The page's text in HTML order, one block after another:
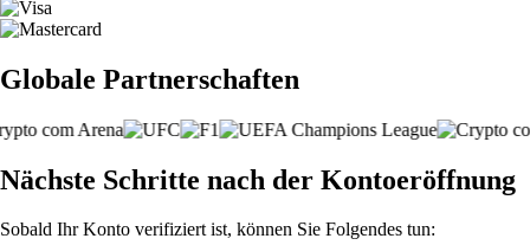
Globale Partnerschaften
Nächste Schritte nach der Kontoeröffnung
Sobald Ihr Konto verifiziert ist, können Sie Folgendes tun: